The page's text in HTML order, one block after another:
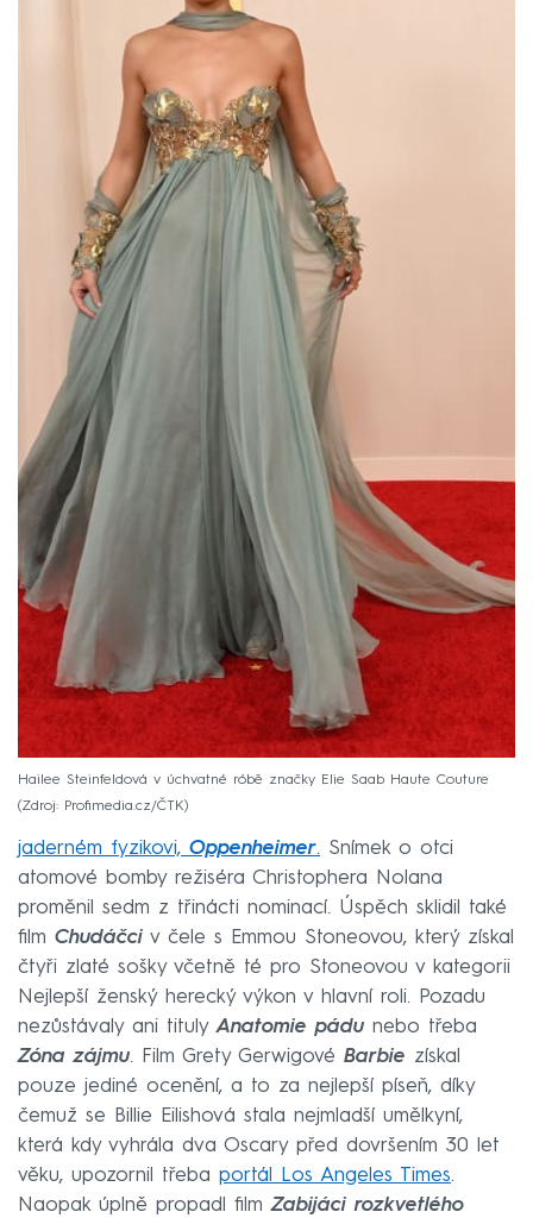
Hailee Steinfeldová v úchvatné róbě značky Elie Saab Haute Couture
Zdroj: Profimedia.cz/ČTK
Slavnostní ceremoniál
jaderném fyzikovi, Oppenheimer. Snímek o otci
atomové bomby režiséra Christophera Nolana
proměnil sedm z třinácti nominací. Úspěch sklidil také
film Chudáčci v čele s Emmou Stoneovou, který získal
čtyři zlaté sošky včetně té pro Stoneovou v kategorii
Nejlepší ženský herecký výkon v hlavní roli. Pozadu
nezůstávaly ani titulyAnatomie pádu nebo třeba
Zóna zájmu. Film Grety Gerwigové Barbie získal
pouze jediné ocenění, a to za nejlepší píseň, díky
čemuž se Billie Eilishová stala nejmladší umělkyní,
která kdy vyhrála dva Oscary před dovršením 30 let
věku, upozornil třeba portál Los Angeles Times.
Naopak úplně propadl filmZabijáci rozkvetlého